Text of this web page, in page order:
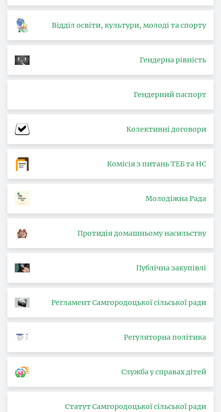
Відділ освіти, культури, молоді та спорту
Гендерна рівність
Гендерний паспорт
Колективні договори
Комісія з питань ТЕБ та НС
Молодіжна Рада
Протидія домашньому насильству
Публічна закупівлі
Регламент Самгородоцької сільської ради
Регуляторна політика
Служба у справах дітей
Статут Самгородоцької сільської ради